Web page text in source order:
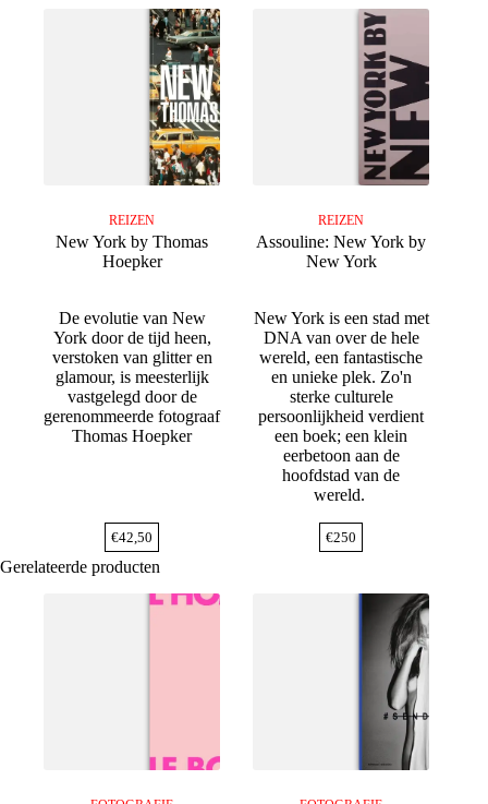
REIZEN
New York by Thomas
Hoepker
De evolutie van New
York door de tijd heen,
verstoken van glitter en
glamour, is meesterlijk
vastgelegd door de
gerenommeerde fotograaf
Thomas Hoepker
€42,50
REIZEN
Assouline: New York by
New York
New York is een stad met
DNA van over de hele
wereld, een fantastische
en unieke plek. Zo'n
sterke culturele
persoonlijkheid verdient
een boek; een klein
eerbetoon aan de
hoofdstad van de
wereld.
€250
Gerelateerde producten